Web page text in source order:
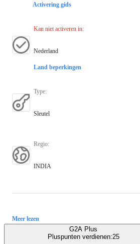
Activering gids
Kan niet activeren in:
Nederland
Land beperkingen
Type:
Sleutel
Regio:
INDIA
Meer lezen
G2A Plus
Pluspunten verdienen:25